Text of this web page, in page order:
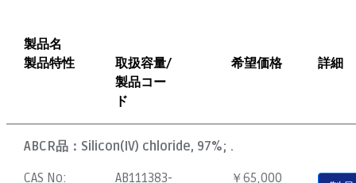
製品名
製品特性
取扱容量/
製品コー
ド
希望価格 詳細
ABCR品： Silicon(IV) chloride, 97%; .
CAS No:
AB111383-
￥65,000